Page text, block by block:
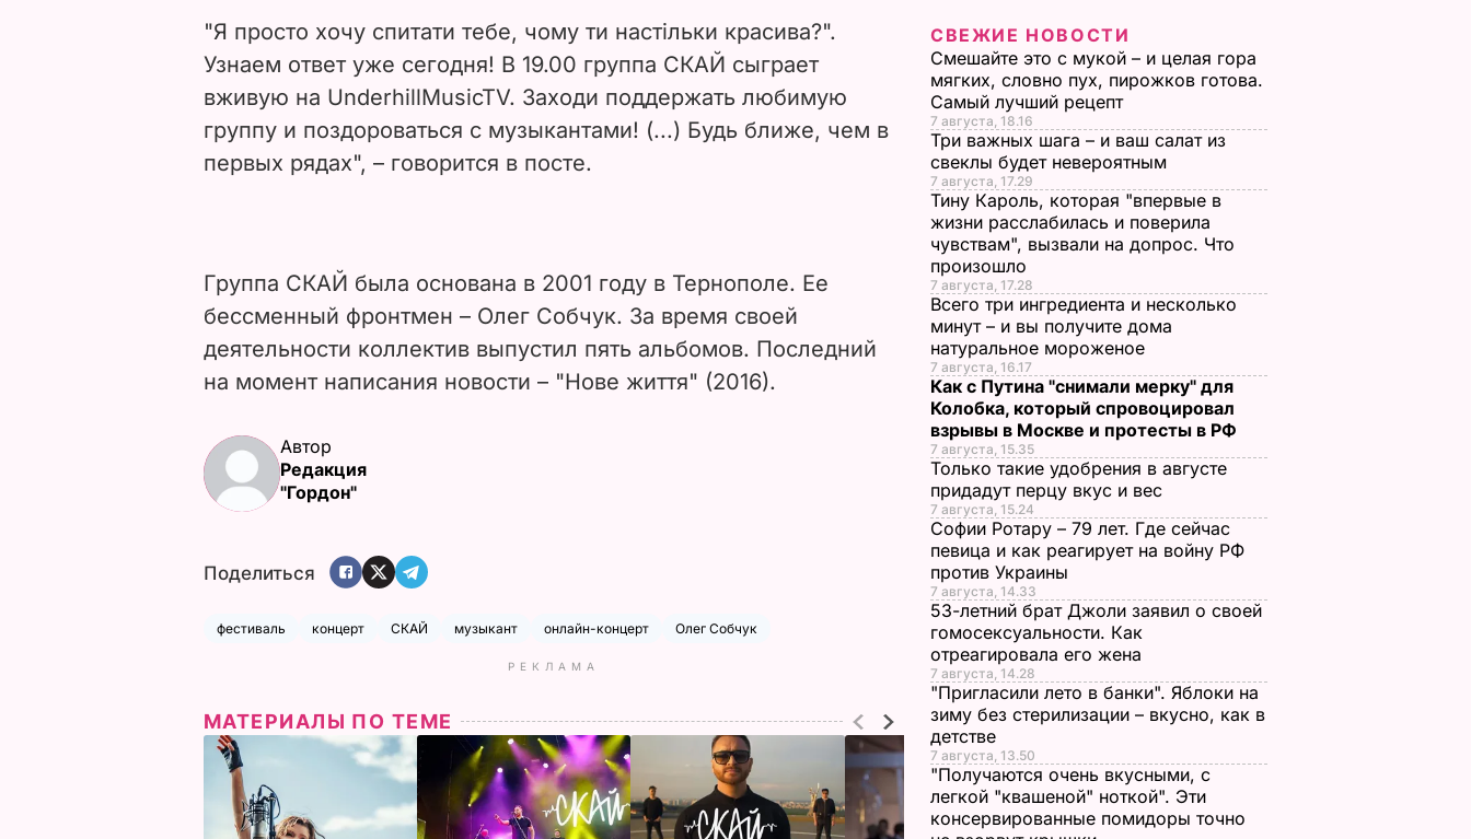
i
d
e
"Я просто хочу спитати тебе, чому ти настільки красива?".
Узнаем ответ уже сегодня! В 19.00 группа СКАЙ сыграет
вживую на UnderhillMusicTV. Заходи поддержать любимую
группу и поздороваться с музыкантами! (...) Будь ближе, чем в
первых рядах", – говорится в посте.
Группа СКАЙ была основана в 2001 году в Тернополе. Ее
бессменный фронтмен – Олег Собчук. За время своей
деятельности коллектив выпустил пять альбомов. Последний
на момент написания новости – "Нове життя" (2016).
Автор
Редакция
"Гордон"
Поделиться
фестиваль концерт СКАЙ музыкант онлайн-концерт Олег Собчук
РЕКЛАМА
МАТЕРИАЛЫ ПО ТЕМЕ
СВЕЖИЕ НОВОСТИ
Смешайте это с мукой – и целая гора
мягких, словно пух, пирожков готова.
Самый лучший рецепт
7 августа, 18.16
Три важных шага – и ваш салат из
свеклы будет невероятным
7 августа, 17.29
Тину Кароль, которая "впервые в
жизни расслабилась и поверила
чувствам", вызвали на допрос. Что
произошло
7 августа, 17.28
Всего три ингредиента и несколько
минут – и вы получите дома
натуральное мороженое
7 августа, 16.17
Как с Путина "снимали мерку" для
Колобка, который спровоцировал
взрывы в Москве и протесты в РФ
7 августа, 15.35
Только такие удобрения в августе
придадут перцу вкус и вес
7 августа, 15.24
Софии Ротару – 79 лет. Где сейчас
певица и как реагирует на войну РФ
против Украины
7 августа, 14.33
53-летний брат Джоли заявил о своей
гомосексуальности. Как
отреагировала его жена
7 августа, 14.28
"Пригласили лето в банки". Яблоки на
зиму без стерилизации – вкусно, как в
детстве
7 августа, 13.50
"Получаются очень вкусными, с
легкой "квашеной" ноткой". Эти
консервированные помидоры точно